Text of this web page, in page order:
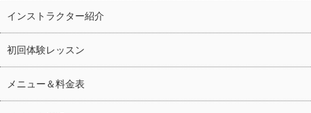
インストラクター紹介
初回体験レッスン
メニュー＆料金表